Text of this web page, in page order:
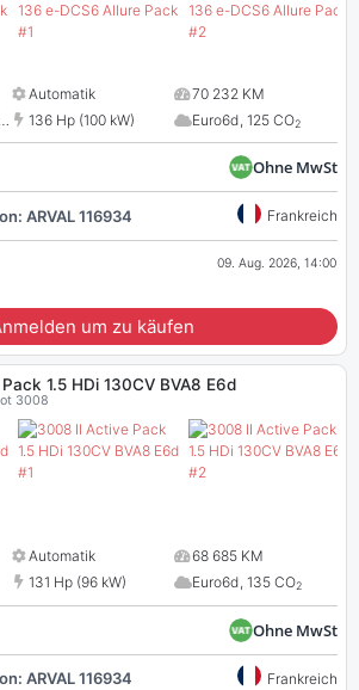
Automatik
70 232 KM
, 1199 cc
136 Hp (100 kW) Euro6d, 125 CO2
Ohne MwSt
ARVAL 116934 Frankreich
09. Aug. 2026, 14:00
um zu käufen
1.5 HDi 130CV BVA8 E6d
3008
Automatik
68 685 KM
131 Hp (96 kW) Euro6d, 135 CO2
Ohne MwSt
ARVAL 116934 Frankreich